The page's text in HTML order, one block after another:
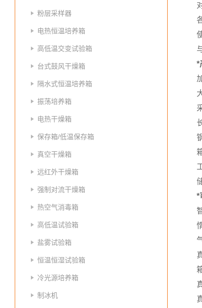
粉层采样器
电热恒温培养箱
高低温交变试验箱
台式鼓风干燥箱
隔水式恒温培养箱
振荡培养箱
电热干燥箱
保存箱/低温保存箱
真空干燥箱
远红外干燥箱
强制对流干燥箱
热空气消毒箱
高低温试验箱
盐雾试验箱
恒温恒湿试验箱
冷光源培养箱
制冰机
*
*